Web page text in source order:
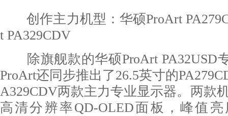
创作主力机型：华硕ProArt
t PA329CDV
除旗舰款的华硕ProArt PA32USD
ProArt还同步推出了26.5英寸的
A329CDV两款主力专业显示器。两款
高清分辨率QD-OLED面板，峰值亮